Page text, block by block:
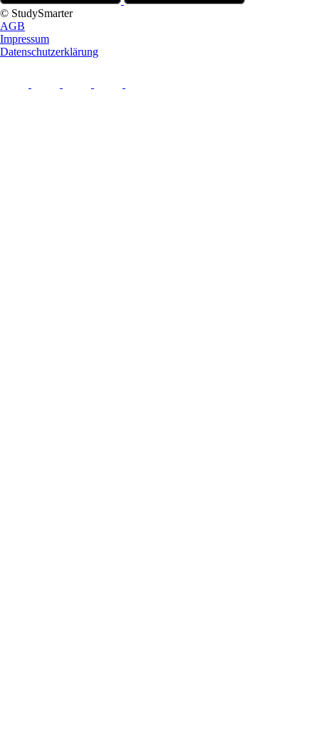
© StudySmarter
AGB
Impressum
Datenschutzerklärung